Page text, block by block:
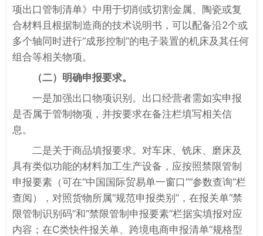
项出口管制清单》中用于切削或切割金属、陶瓷或复
合材料且根据制造商的技术说明书，可以配备沿2个或
多个轴同时进行“成形控制”的电子装置的机床及其任何
组合等相关物项。
（二）明确申报要求。
一是加强出口物项识别。出口经营者需如实申报
是否属于管制物项，并按要求在备注栏填写相关信
息。
二是关于商品填报要求。对车床、铣床、磨床及
具有类似功能的材料加工生产设备，应按照禁限管制
申报要素（可在“中国国际贸易单一窗口”“参数查询”栏
查阅），对照货物所属“规范申报类别”，在报关单“禁
限管制识别码”和“禁限管制申报要素”栏据实填报对应
内容；在C类快件报关单、跨境电商申报清单“规格型